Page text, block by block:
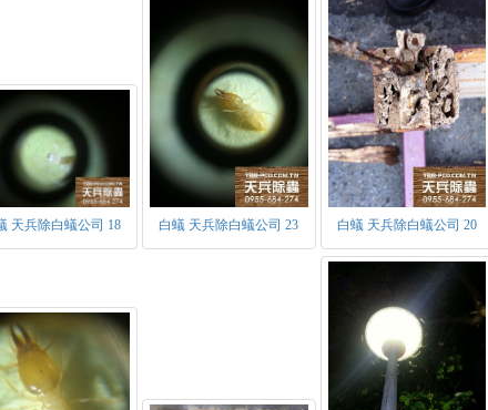
王和蟻后：當有翅繁殖蟻，雌雄交配後開始繁延後代時，便成
單複眼及殘存的翅鱗，交配後蟻后腹部增大可長至5公分。首批產
當工蟻發育成熟能照顧蟻后時，便開始大約提高產率。壽命約10
蟻王蟻后替補。
生殖型：
蟻：頭呈紅褐色為主要特徵，具有內灣之大顎用於鉗咬、撕裂外
族群數量中僅次於工蟻，主要用於保護族群。另外作用與蟻后相
種成蟲。
蟻：為族群內數量最多之蟻種，因數量最多為防治白蟻中主要
食族群內所有蟻種、築巢、清掃、搬運等各項繁雜的工作。
天兵除白蟻公司 18 白蟻 天兵除白蟻公司 23 白蟻 天兵除白蟻公司 20